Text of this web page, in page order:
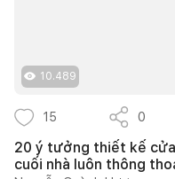
10.489
15 0
20 ý tưởng thiết kế
cuối nhà luôn thông